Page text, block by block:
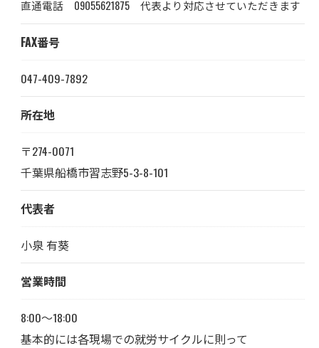
直通電話 09055621875 代表より対応させていただきます
FAX番号
047-409-7892
所在地
〒274-0071
千葉県船橋市習志野5-3-8-101
代表者
小泉 有葵
営業時間
8:00～18:00
基本的には各現場での就労サイクルに則って